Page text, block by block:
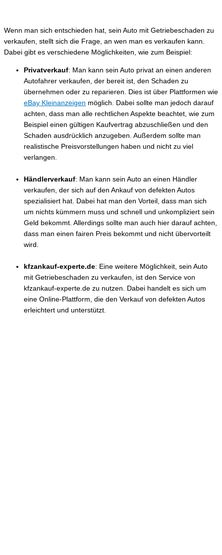
Wenn man sich entschieden hat, sein Auto mit Getriebeschaden zu
verkaufen, stellt sich die Frage, an wen man es verkaufen kann.
Dabei gibt es verschiedene Möglichkeiten, wie zum Beispiel:
Privatverkauf: Man kann sein Auto privat an einen anderen
Autofahrer verkaufen, der bereit ist, den Schaden zu
übernehmen oder zu reparieren. Dies ist über Plattformen wie
eBay Kleinanzeigen möglich. Dabei sollte man jedoch darauf
achten, dass man alle rechtlichen Aspekte beachtet, wie zum
Beispiel einen gültigen Kaufvertrag abzuschließen und den
Schaden ausdrücklich anzugeben. Außerdem sollte man
realistische Preisvorstellungen haben und nicht zu viel
verlangen.
Händlerverkauf: Man kann sein Auto an einen Händler
verkaufen, der sich auf den Ankauf von defekten Autos
spezialisiert hat. Dabei hat man den Vorteil, dass man sich
um nichts kümmern muss und schnell und unkompliziert sein
Geld bekommt. Allerdings sollte man auch hier darauf achten,
dass man einen fairen Preis bekommt und nicht übervorteilt
wird.
kfzankauf-experte.de: Eine weitere Möglichkeit, sein Auto
mit Getriebeschaden zu verkaufen, ist den Service von
kfzankauf-experte.de zu nutzen. Dabei handelt es sich um
eine Online-Plattform, die den Verkauf von defekten Autos
erleichtert und unterstützt.